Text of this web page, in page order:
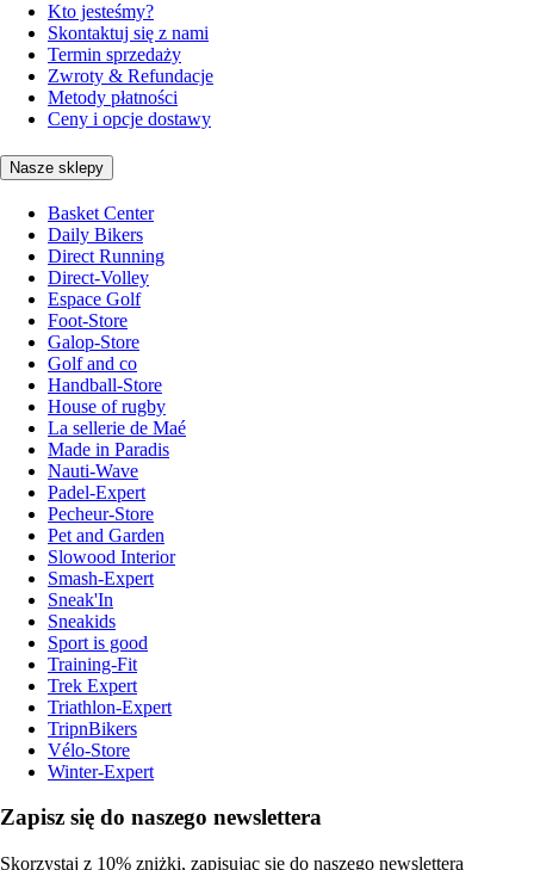
Kto jesteśmy?
Skontaktuj się z nami
Termin sprzedaży
Zwroty & Refundacje
Metody płatności
Ceny i opcje dostawy
Nasze sklepy
Basket Center
Daily Bikers
Direct Running
Direct-Volley
Espace Golf
Foot-Store
Galop-Store
Golf and co
Handball-Store
House of rugby
La sellerie de Maé
Made in Paradis
Nauti-Wave
Padel-Expert
Pecheur-Store
Pet and Garden
Slowood Interior
Smash-Expert
Sneak'In
Sneakids
Sport is good
Training-Fit
Trek Expert
Triathlon-Expert
TripnBikers
Vélo-Store
Winter-Expert
Zapisz się do naszego newslettera
Skorzystaj z 10% zniżki, zapisując się do naszego newslettera